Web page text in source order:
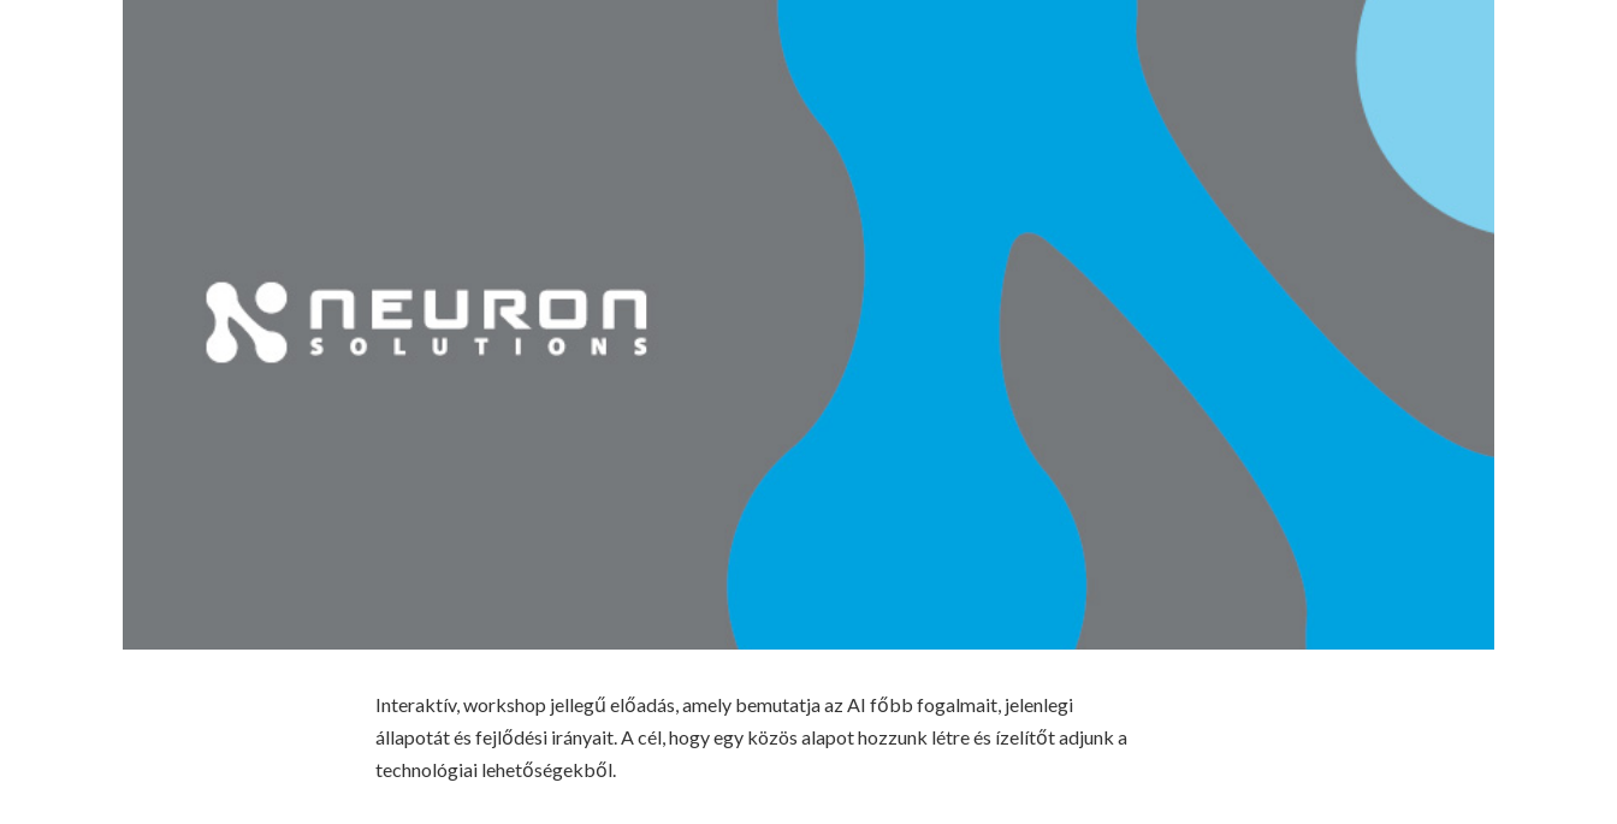
Interaktív, workshop jellegű előadás, amely bemutatja az AI főbb fogalmait, jelenlegi
állapotát és fejlődési irányait. A cél, hogy egy közös alapot hozzunk létre és ízelítőt adjunk a
technológiai lehetőségekből.